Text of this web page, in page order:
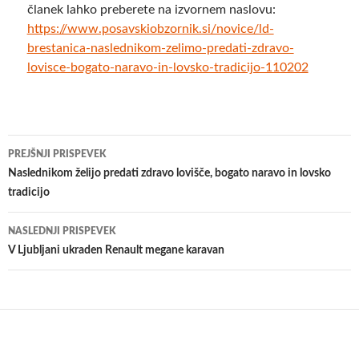
članek lahko preberete na izvornem naslovu:
https://www.posavskiobzornik.si/novice/ld-
brestanica-naslednikom-zelimo-predati-zdravo-
lovisce-bogato-naravo-in-lovsko-tradicijo-110202
Krmarjenje
po
prispevkih
PREJŠNJI PRISPEVEK
Naslednikom želijo predati zdravo lovišče, bogato naravo in lovsko
tradicijo
NASLEDNJI PRISPEVEK
V Ljubljani ukraden Renault megane karavan